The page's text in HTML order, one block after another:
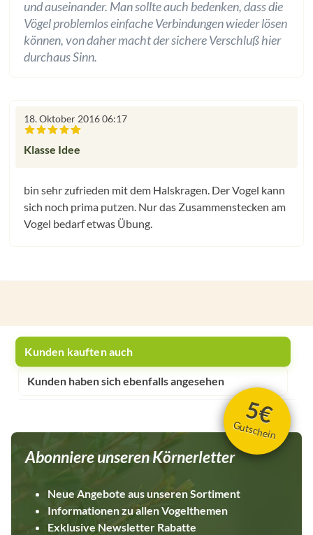
und auseinander. Man sollte auch bedenken, dass die
Vögel problemlos einfache Verbindungen wieder lösen
können, von daher macht der sichere Verschluß hier
durchaus Sinn.
18. Oktober 2016 06:17
Klasse Idee
bin sehr zufrieden mit dem Halskragen. Der Vogel kann
sich noch prima putzen. Nur das Zusammenstecken am
Vogel bedarf etwas Übung.
Kunden kauften auch
Kunden haben sich ebenfalls angesehen
5€
Gutschein
Abonniere unseren Körnerletter
Neue Angebote aus unseren Sortiment
Informationen zu allen Vogelthemen
Exklusive Newsletter Rabatte